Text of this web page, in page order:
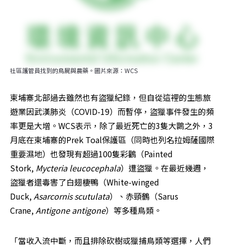
社區護管員找到的鳥屍與農藥。圖片來源：WCS
柬埔寨北部過去雖然也有盜獵紀錄，但自從這裡的生態旅
遊業因武漢肺炎（COVID-19）而暫停，盜獵事件發生的頻
率更是大增。WCS表示，除了最近死亡的3隻大䴉之外，3
月底在柬埔寨的Prek Toal保護區（同時也列名拉姆薩國際
重要濕地）也發現有超過100隻彩鸛（Painted
Stork, Mycteria leucocephala）遭盜獵。在最近幾週，
盜獵者還毒害了白翅棲鴨（White-winged
Duck, Asarcornis scutulata）、赤頸鶴（Sarus
Crane, Antigone antigone）等多種鳥類。
「當收入流中斷，而且排除砍樹或獵捕鳥類等選擇，人們